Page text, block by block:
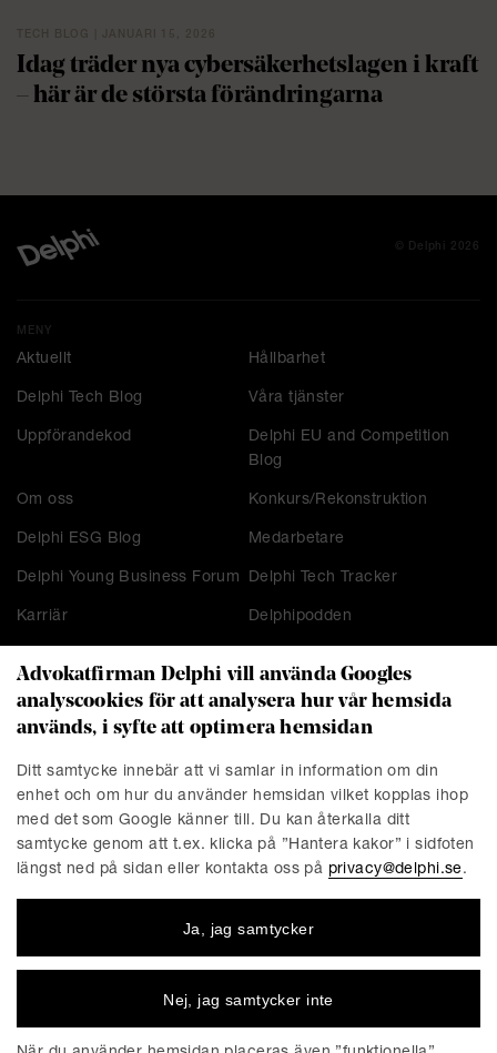
Idag träder nya cybersäkerhetslagen i kraft
– här är de största förändringarna
© Delphi 2026
MENY
Aktuellt Hållbarhet
Delphi Tech Blog Våra tjänster
Uppförandekod
Delphi EU and Competition
Blog
Om oss Konkurs/Rekonstruktion
Delphi ESG Blog Medarbetare
Delphi Young Business Forum Delphi Tech Tracker
Karriär Delphipodden
KONTAKT
Stockholm Malmö
Presskontakt Göteborg
Linköping
Advokatfirman Delphi är en progressiv affärsjuridisk
advokatbyrå med erkända specialister inom de flesta av
varav ungefär 150 jurister. Våra kontor finns i Stockholm,
Advokatfirman Delphi vill använda Googles
analyscookies för att analysera hur vår hemsida
används, i syfte att optimera hemsidan
Ditt samtycke innebär att vi samlar in information om din
enhet och om hur du använder hemsidan vilket kopplas ihop
med det som Google känner till. Du kan återkalla ditt
samtycke genom att t.ex. klicka på ”Hantera kakor” i sidfoten
längst ned på sidan eller kontakta oss på privacy@delphi.se.
Ja, jag samtycker
Nej, jag samtycker inte